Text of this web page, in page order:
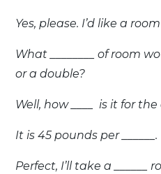
Yes, please. I’d like a
What ________ of room
or a double?
Well, how ____ is it for
It is 45 pounds per ______.
Perfect, I’ll take a ______